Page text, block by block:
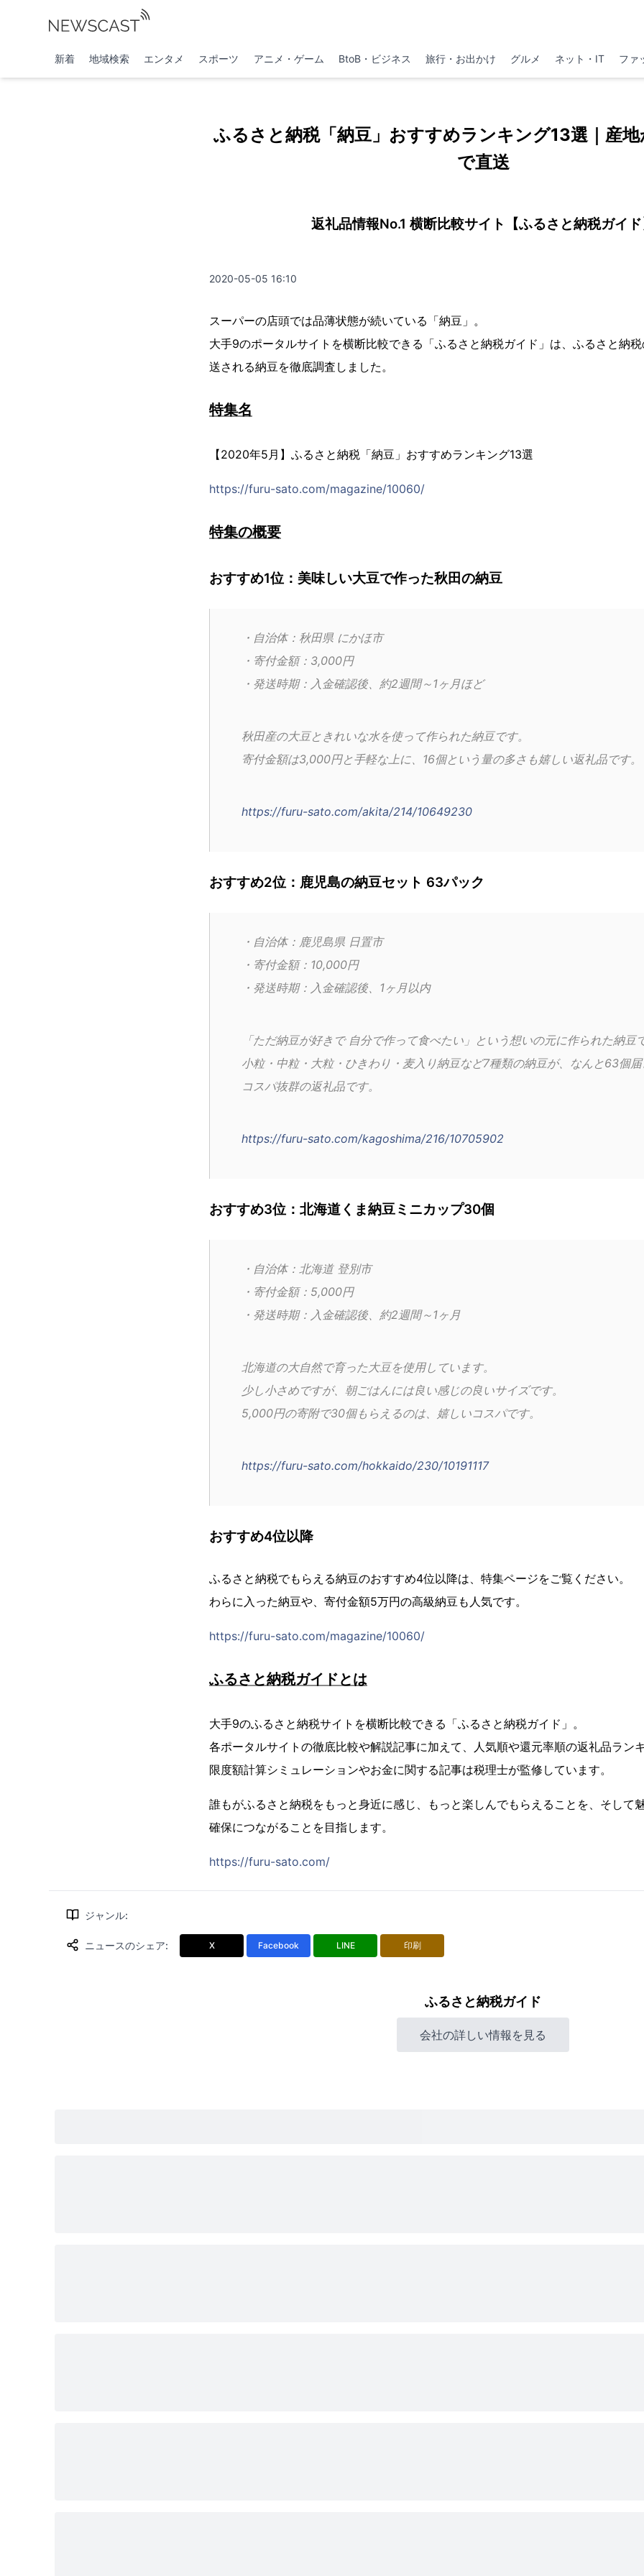
新着 地域検索 エンタメ スポーツ アニメ・ゲーム BtoB・ビジネス 旅行・お出かけ グルメ ネット・IT ファ
ふるさと納税「納豆」おすすめランキング13選｜産地
で直送
返礼品情報No.1 横断比較サイト【ふるさと納税ガイド
2020-05-05 16:10
スーパーの店頭では品薄状態が続いている「納豆」。
大手9のポータルサイトを横断比較できる「ふるさと納税ガイド」は、ふるさと納
送される納豆を徹底調査しました。
特集名
【2020年5月】ふるさと納税「納豆」おすすめランキング13選
https://furu-sato.com/magazine/10060/
特集の概要
おすすめ1位：美味しい大豆で作った秋田の納豆
・自治体：秋田県 にかほ市
・寄付金額：3,000円
・発送時期：入金確認後、約2週間～1ヶ月ほど
秋田産の大豆ときれいな水を使って作られた納豆です。
寄付金額は3,000円と手軽な上に、16個という量の多さも嬉しい返礼品です。
https://furu-sato.com/akita/214/10649230
おすすめ2位：鹿児島の納豆セット 63パック
・自治体：鹿児島県 日置市
・寄付金額：10,000円
・発送時期：入金確認後、1ヶ月以内
「ただ納豆が好きで 自分で作って食べたい」という想いの元に作られた納豆で
小粒・中粒・大粒・ひきわり・麦入り納豆など7種類の納豆が、なんと63個届
コスパ抜群の返礼品です。
https://furu-sato.com/kagoshima/216/10705902
おすすめ3位：北海道くま納豆ミニカップ30個
・自治体：北海道 登別市
・寄付金額：5,000円
・発送時期：入金確認後、約2週間～1ヶ月
北海道の大自然で育った大豆を使用しています。
少し小さめですが、朝ごはんには良い感じの良いサイズです。
5,000円の寄附で30個もらえるのは、嬉しいコスパです。
https://furu-sato.com/hokkaido/230/10191117
おすすめ4位以降
ふるさと納税でもらえる納豆のおすすめ4位以降は、特集ページをご覧ください。
わらに入った納豆や、寄付金額5万円の高級納豆も人気です。
https://furu-sato.com/magazine/10060/
ふるさと納税ガイドとは
大手9のふるさと納税サイトを横断比較できる「ふるさと納税ガイド」。
各ポータルサイトの徹底比較や解説記事に加えて、人気順や還元率順の返礼品ラン
限度額計算シミュレーションやお金に関する記事は税理士が監修しています。
誰もがふるさと納税をもっと身近に感じ、もっと楽しんでもらえることを、そして
確保につながることを目指します。
https://furu-sato.com/
ジャンル:
ニュースのシェア: X Facebook LINE 印刷
ふるさと納税ガイド
会社の詳しい情報を見る